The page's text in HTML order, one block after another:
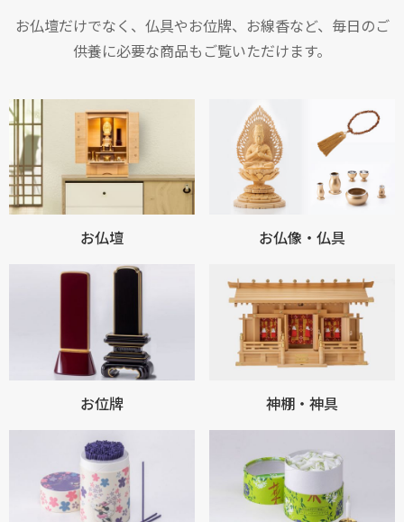
お仏壇だけでなく、仏具やお位牌、お線香など、毎日のご
供養に必要な商品もご覧いただけます。
お仏壇 お仏像・仏具
お位牌 神棚・神具